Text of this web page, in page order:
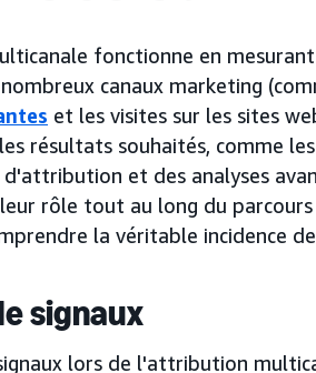
fonctionne en
canaux marketing
et les visites sur les sites
résultats souhaités, comme
et des analyses
rôle tout au long du parcours
la véritable incidence
signaux
lors de l'attribution